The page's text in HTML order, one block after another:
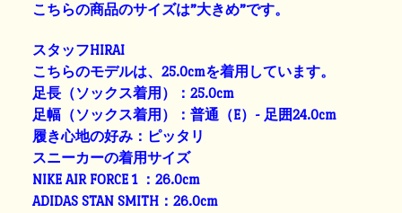
こちらの商品のサイズは”大きめ”です。
スタッフHIRAI
こちらのモデルは、25.0cmを着用しています。
足長（ソックス着用）：25.0cm
足幅（ソックス着用）：普通（E）- 足囲24.0cm
履き心地の好み：ピッタリ
スニーカーの着用サイズ
NIKE AIR FORCE 1 ：26.0cm
ADIDAS STAN SMITH：26.0cm